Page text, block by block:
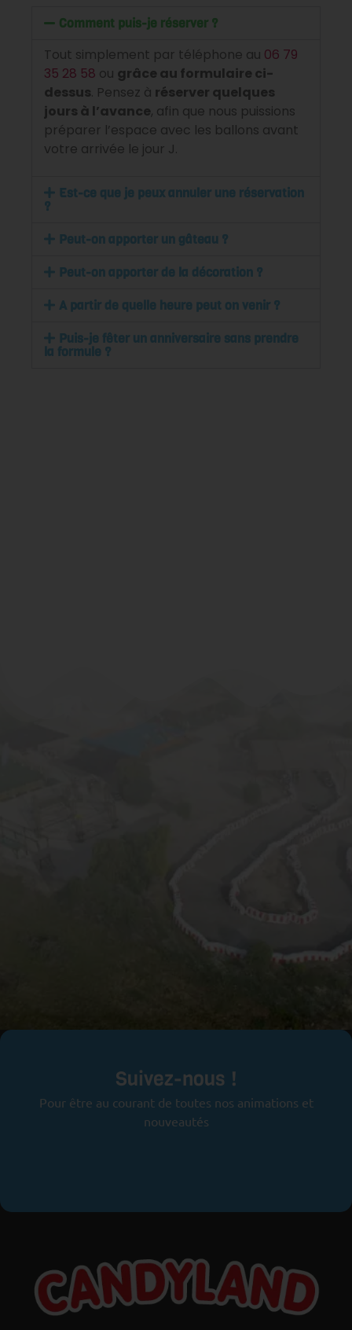
Comment puis-je réserver ?
Tout simplement par téléphone au 06 79
35 28 58 ou grâce au formulaire ci-
dessus. Pensez à réserver quelques
jours à l’avance, afin que nous puissions
préparer l’espace avec les ballons avant
votre arrivée le jour J.
Est-ce que je peux annuler une réservation
?
Peut-on apporter un gâteau ?
Peut-on apporter de la décoration ?
A partir de quelle heure peut on venir ?
Puis-je fêter un anniversaire sans prendre
la formule ?
Suivez-nous !
Pour être au courant de toutes nos animations et
nouveautés